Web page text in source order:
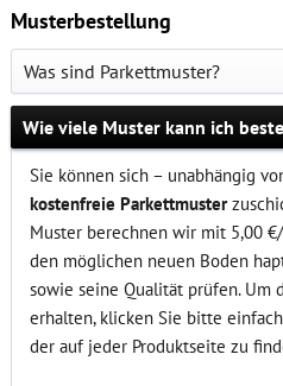
Musterbestellung
Was sind Parkettmuster?
Wie viele Muster kann ich
Sie können sich – unabhängig
kostenfreie Parkettmuster
Muster berechnen wir mit 5,00
den möglichen neuen Boden
sowie seine Qualität prüfen. Um
erhalten, klicken Sie bitte
der auf jeder Produktseite zu